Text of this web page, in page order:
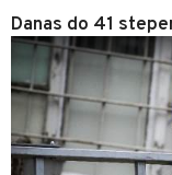
Danas do 41